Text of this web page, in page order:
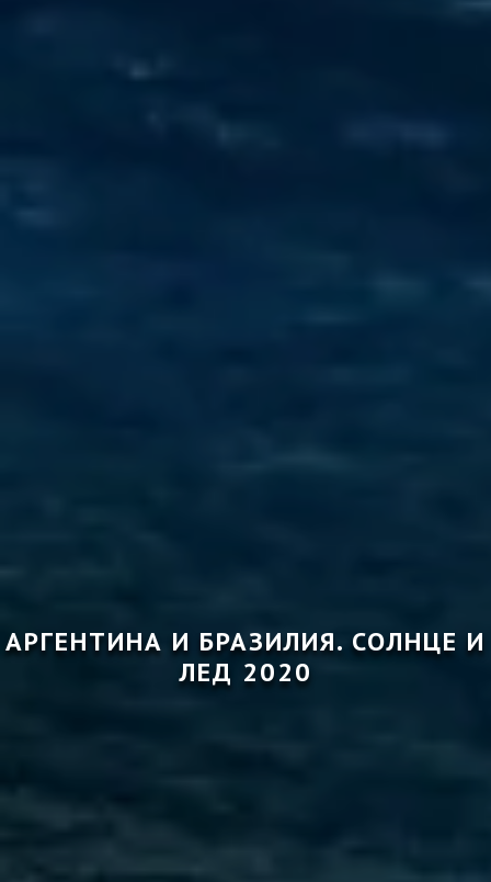
АРГЕНТИНА И БРАЗИЛИЯ. СОЛНЦЕ И
ЛЕД 2020